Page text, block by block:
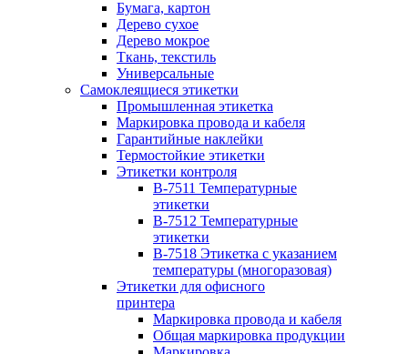
Бумага, картон
Дерево сухое
Дерево мокрое
Ткань, текстиль
Универсальные
Самоклеящиеся этикетки
Промышленная этикетка
Маркировка провода и кабеля
Гарантийные наклейки
Термостойкие этикетки
Этикетки контроля
B-7511 Температурные
этикетки
B-7512 Температурные
этикетки
B-7518 Этикетка с указанием
температуры (многоразовая)
Этикетки для офисного
принтера
Маркировка провода и кабеля
Общая маркировка продукции